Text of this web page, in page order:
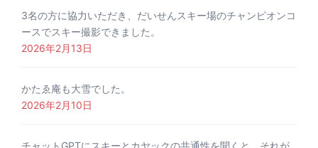
3名の方に協力いただき、だいせんスキー場のチャンピオンコ
ースでスキー撮影できました。
2026年2月13日
かたゑ庵も大雪でした。
2026年2月10日
チャットGPTにスキーとカヤックの共通性を聞くと、それが